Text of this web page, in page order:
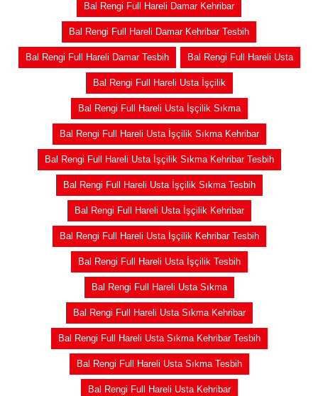
Bal Rengi Full Hareli Damar Kehribar
Bal Rengi Full Hareli Damar Kehribar Tesbih
Bal Rengi Full Hareli Damar Tesbih Bal Rengi Full Hareli Usta
Bal Rengi Full Hareli Usta İşçilik
Bal Rengi Full Hareli Usta İşçilik Sıkma
Bal Rengi Full Hareli Usta İşçilik Sıkma Kehribar
Bal Rengi Full Hareli Usta İşçilik Sıkma Kehribar Tesbih
Bal Rengi Full Hareli Usta İşçilik Sıkma Tesbih
Bal Rengi Full Hareli Usta İşçilik Kehribar
Bal Rengi Full Hareli Usta İşçilik Kehribar Tesbih
Bal Rengi Full Hareli Usta İşçilik Tesbih
Bal Rengi Full Hareli Usta Sıkma
Bal Rengi Full Hareli Usta Sıkma Kehribar
Bal Rengi Full Hareli Usta Sıkma Kehribar Tesbih
Bal Rengi Full Hareli Usta Sıkma Tesbih
Bal Rengi Full Hareli Usta Kehribar